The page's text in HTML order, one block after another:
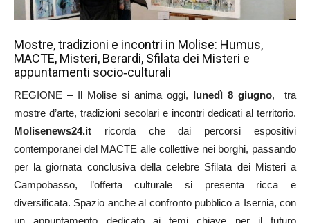
Mostre, tradizioni e incontri in Molise: Humus,
MACTE, Misteri, Berardi, Sfilata dei Misteri e
appuntamenti socio‑culturali
REGIONE – Il Molise si anima oggi, lunedì 8 giugno, tra
mostre d’arte, tradizioni secolari e incontri dedicati al territorio.
Molisenews24.it ricorda che dai percorsi espositivi
contemporanei del MACTE alle collettive nei borghi, passando
per la giornata conclusiva della celebre Sfilata dei Misteri a
Campobasso, l’offerta culturale si presenta ricca e
diversificata. Spazio anche al confronto pubblico a Isernia, con
un appuntamento dedicato ai temi chiave per il futuro